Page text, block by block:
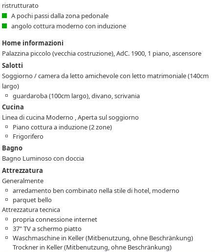
ristrutturato
A pochi passi dalla zona pedonale
angolo cottura moderno con induzione
Home informazioni
Palazzina piccolo (vecchia costruzione), AdC. 1900, 1 piano, ascensore
Salotti
Soggiorno / camera da letto amichevole con letto matrimoniale (140cm
largo)
guardaroba (100cm largo), divano, scrivania
Cucina
Linea di cucina Moderno , Aperta sul soggiorno
Piano cottura a induzione (2 zone)
Frigorifero
Bagno
Bagno Luminoso con doccia
Attrezzatura
Generalmente
arredamento ben combinato nella stile di hotel, moderno
parquet bello
Attrezzatura tecnica
propria connessione internet
37" TV a schermo piatto
Waschmaschine in Keller (Mitbenutzung, ohne Beschränkung)
Trockner in Keller (Mitbenutzung, ohne Beschränkung)